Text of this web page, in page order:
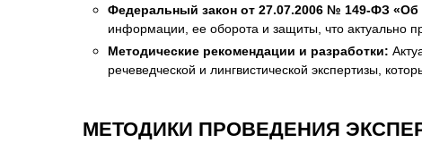
Федеральный закон от 27.07.2006 № 149-ФЗ
информации, ее оборота и защиты, что актуально
Методические рекомендации и разработки:
речеведческой и лингвистической экспертизы,
МЕТОДИКИ ПРОВЕДЕНИЯ